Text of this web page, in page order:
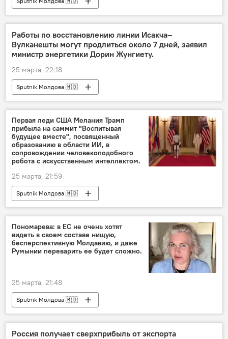
Работы по восстановлению линии Исакча–
Вулканешты могут продлиться около 7 дней, заявил
министр энергетики Дорин Жунгиету.
25 марта, 22:18
Sputnik Молдова 🇲🇩
Первая леди США Мелания Трамп
прибыла на саммит "Воспитывая
будущее вместе", посвященный
образованию в области ИИ, в
сопровождении человекоподобного
робота с искусственным интеллектом.
25 марта, 21:59
Sputnik Молдова 🇲🇩
Пономарева: в ЕС не очень хотят
видеть в своем составе нищую,
бесперспективную Молдавию, и даже
Румынии переварить ее будет сложно.
25 марта, 21:48
Sputnik Молдова 🇲🇩
Россия получает сверхприбыль от экспорта